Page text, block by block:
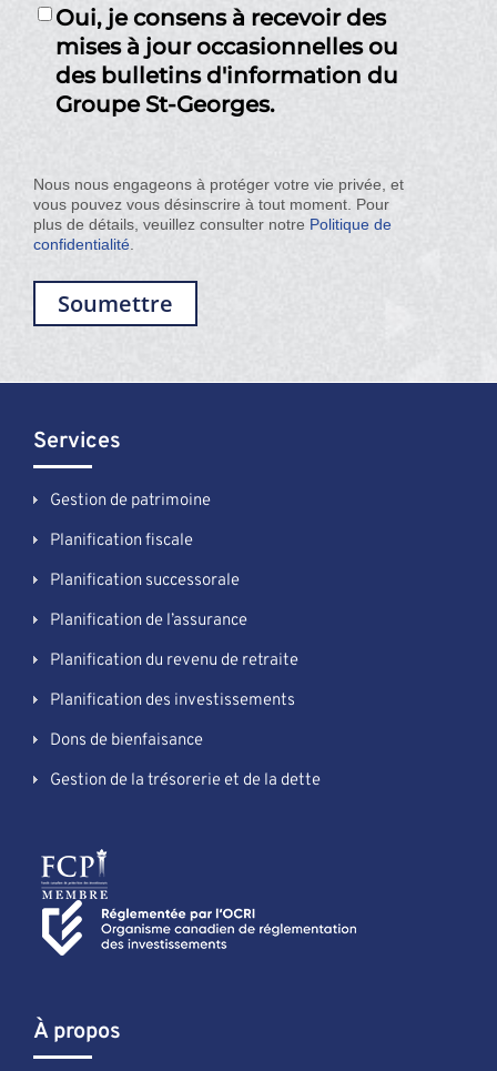
*
Oui, je consens à recevoir des
mises à jour occasionnelles ou
des bulletins d'information du
Groupe St-Georges.
Nous nous engageons à protéger votre vie privée, et
vous pouvez vous désinscrire à tout moment. Pour
plus de détails, veuillez consulter notre Politique de
confidentialité.
Soumettre
Services
Gestion de patrimoine
Planification fiscale
Planification successorale
Planification de l’assurance
Planification du revenu de retraite
Planification des investissements
Dons de bienfaisance
Gestion de la trésorerie et de la dette
À propos